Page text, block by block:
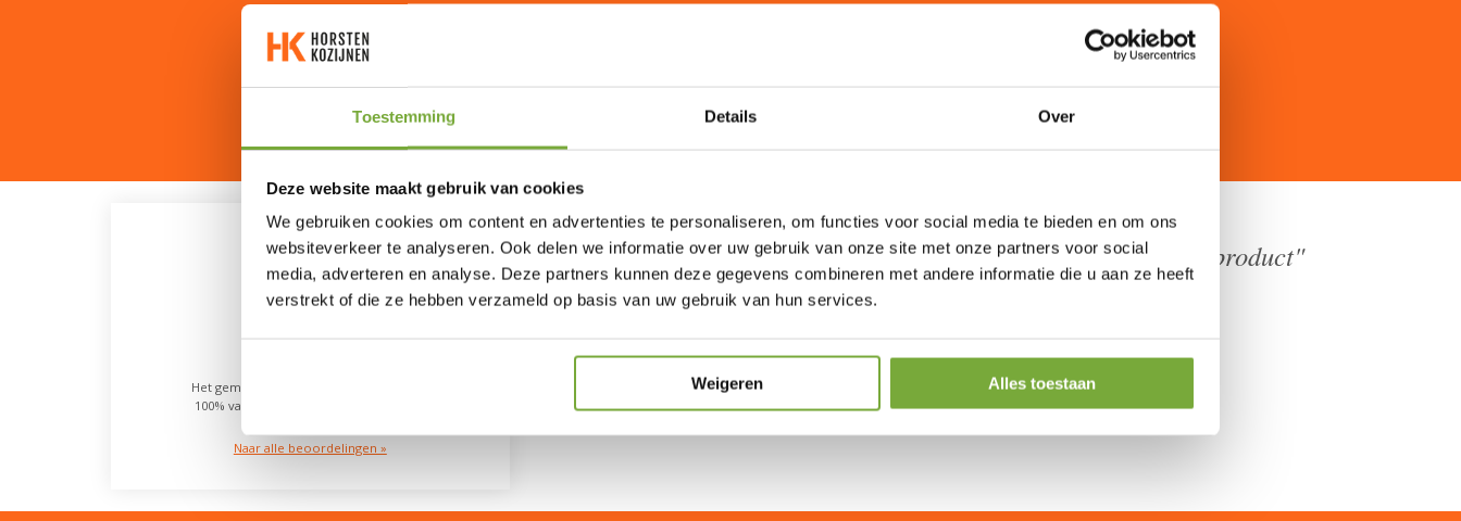
Toestemming Details Over
Deze website maakt gebruik van cookies
We gebruiken cookies om content en advertenties te personaliseren, om functies voor social media te bieden en om ons
websiteverkeer te analyseren. Ook delen we informatie over uw gebruik van onze site met onze partners voor social
media, adverteren en analyse. Deze partners kunnen deze gegevens combineren met andere informatie die u aan ze heeft
verstrekt of die ze hebben verzameld op basis van uw gebruik van hun services.
Weigeren Alles toestaan
offerte aanvragen
9.0
Het gemiddelde van 489 beoordelingen.
100% van onze klanten beveelt ons aan
Naar alle beoordelingen »
"op tijd, deskundig professionals en kwalitatief hoogwaardig product"
C., Eindhoven - heeft ons beoordeeld met het cijfer: 10
meer beoordelingen